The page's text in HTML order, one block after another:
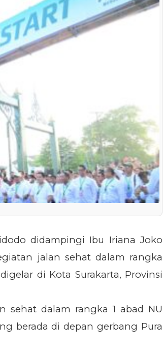
didampingi Ibu Iriana Joko
jalan sehat dalam rangka
di Kota Surakarta, Provinsi
sehat dalam rangka 1 abad NU
berada di depan gerbang Pura